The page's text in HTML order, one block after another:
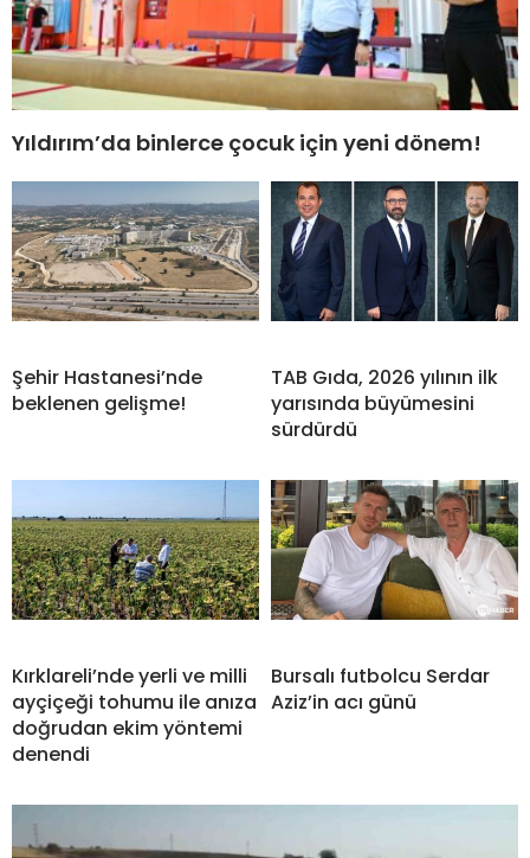
Yıldırım’da binlerce çocuk için yeni dönem!
Şehir Hastanesi’nde
beklenen gelişme!
TAB Gıda, 2026 yılının ilk
yarısında büyümesini
sürdürdü
Kırklareli’nde yerli ve milli
ayçiçeği tohumu ile anıza
doğrudan ekim yöntemi
denendi
Bursalı futbolcu Serdar
Aziz’in acı günü